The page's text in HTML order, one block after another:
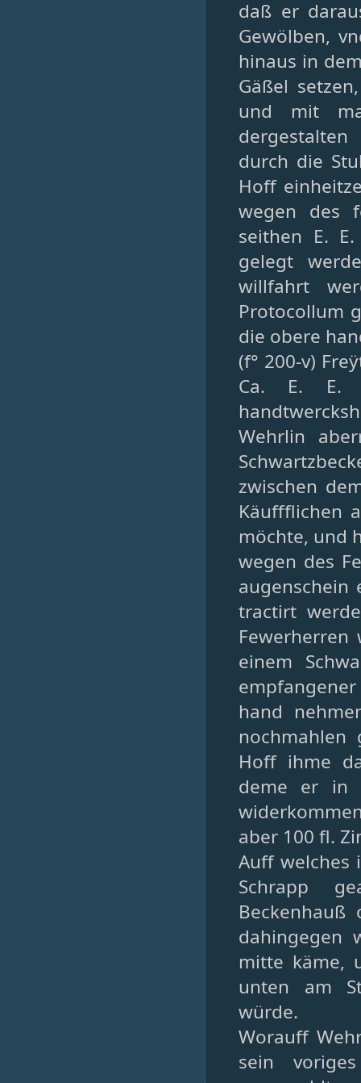
daß er
Gewölben,
hinaus in
Gäßel
und mit
durch die
Hoff
wegen des
seithen E.
gelegt
willfahrt
Protocollum
die obere
(f° 200-v)
Ca. E. E.
Wehrlin
zwischen
Käuffflichen
möchte, und
wegen des
augenschein
tractirt
einem
hand
Hoff ihme
deme er in
aber 100 fl.
Auff welches
Schrapp
dahingegen
mitte käme,
unten am
würde.
Worauff
sein